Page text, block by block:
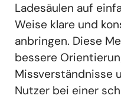
Ladesäulen auf
Weise klare und
anbringen. Diese
bessere
Missverständnisse
Nutzer bei einer